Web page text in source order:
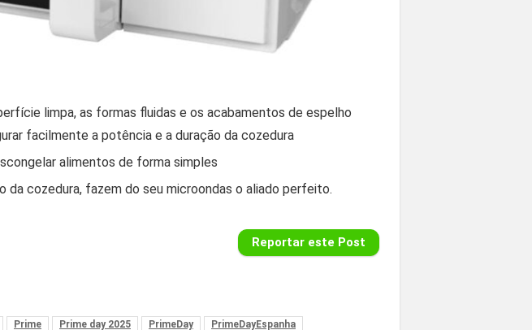
limpa, as formas fluidas e os acabamentos de espelho
facilmente a potência e a duração da cozedura
alimentos de forma simples
da cozedura, fazem do seu microondas o aliado perfeito.
Reportar este Post
Prime Prime day 2025 PrimeDay
PrimeDayEspanha